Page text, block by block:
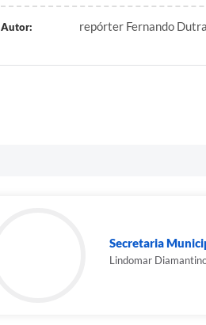
Autor: repórter Fernando
Secretaria
Lindomar